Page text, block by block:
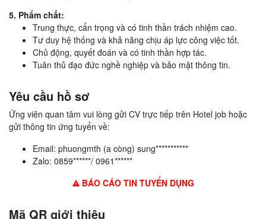
5. Phẩm chất:
Trung thực, cẩn trọng và có tinh thần trách nhiệm cao.
Tư duy hệ thống và khả năng chịu áp lực công việc tốt.
Chủ động, quyết đoán và có tinh thần hợp tác.
Tuân thủ đạo đức nghề nghiệp và bảo mật thông tin.
Yêu cầu hồ sơ
Ứng viên quan tâm vui lòng gửi CV trực tiếp trên Hotel job hoặc
gửi thông tin ứng tuyển về:
Email: phuongmth (a còng) sung***********
Zalo: 0859******/ 0961******
BÁO CÁO TIN TUYỂN DỤNG
Mã QR giới thiệu